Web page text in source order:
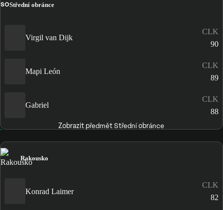
SOStřední obránce
Virgil van Dijk
CLK
90
Mapi León
CLK
89
Gabriel
CLK
88
Zobrazit předmět Střední obránce
Rakousko
Konrad Laimer
CLK
82